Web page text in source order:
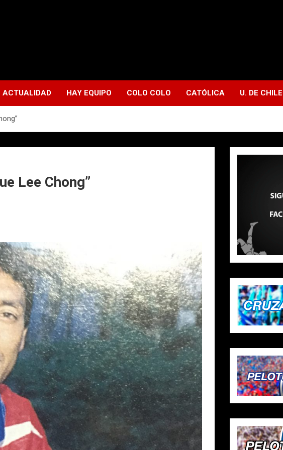
ACTUALIDAD HAY EQUIPO COLO COLO CATÓLICA U. DE CHILE
Lee Chong”